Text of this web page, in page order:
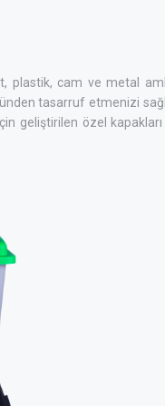
cam ve metal
tasarruf etmenizi
geliştirilen özel